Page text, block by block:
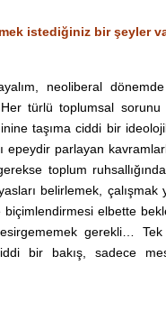
istediğiniz bir şeyler
neoliberal
türlü toplumsal
taşıma ciddi bir
epeydir parlayan
toplum
belirlemek,
biçimlendirmesi elbette
gerekli…
bir bakış, sadece